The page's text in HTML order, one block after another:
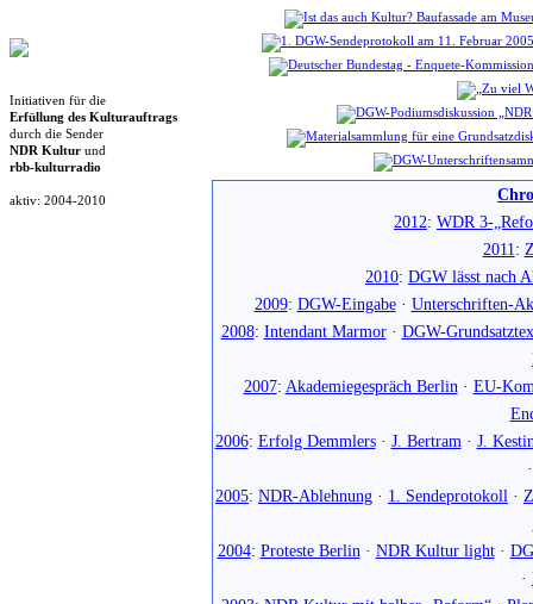
Initiativen für die
Erfüllung des Kulturauftrags
durch die Sender
NDR Kultur und
rbb-kulturradio
aktiv: 2004-2010
2012: WDR 3-
2011:
2010: DGW lässt nach
2009: DGW-Eingabe· Unterschriften-
2008: Intendant Marmor· DGW-
2007: Akademiegespräch Berlin · EU-
2006: Erfolg Demmlers· J. Bertram · J.
2005: NDR-Ablehnung · 1. Sendeprotokoll ·
2004: Proteste Berlin · NDR Kultur light·
·